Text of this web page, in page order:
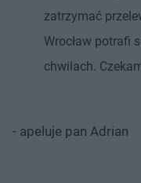
zatrzymać
Wrocław potrafi
chwilach.
- apeluje pan Adrian